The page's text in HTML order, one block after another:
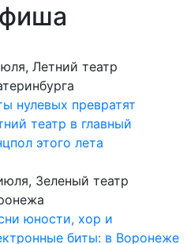
Летний театр
нулевых превратят
театр в главный
этого лета
Зеленый театр
юности, хор и
биты: в Воронеже